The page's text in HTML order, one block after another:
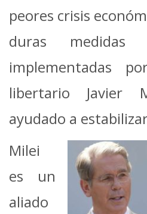
peores crisis
duras medidas
implementadas
libertario Javier
ayudado a
Milei
es un
aliado